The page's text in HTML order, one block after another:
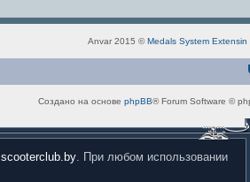
Anvar 2015 ©Medals System Extensin
Создано на основе phpBB® Forum Software ©
scooterclub.by. При любом использовании